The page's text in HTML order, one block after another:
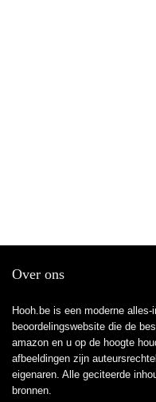
Over ons
Hooh.be is een moderne
beoordelingswebsite die de
amazon en u op de hoogte
afbeeldingen zijn
eigenaren. Alle geciteerde
bronnen.